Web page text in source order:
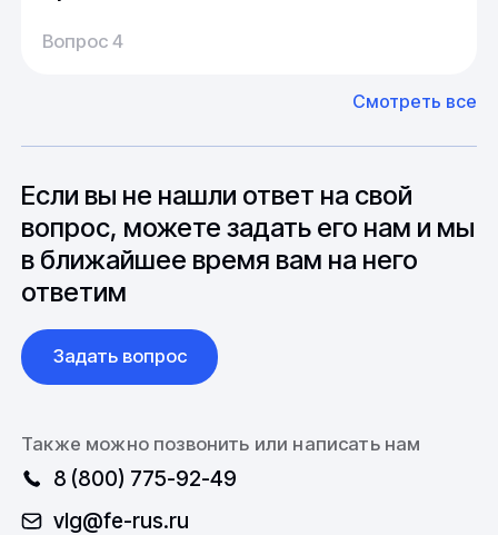
20-25 дней, но в зависимости от различных
может быть сокращен до 1 недели.
до 6 месяцев производства.
У нас большой опыт поставок из Европы и
Азии. Через наших партнеров мы сможем
вопросы связанные с документацией и
международной логистикой.
Вопрос 4
Смотреть все
Если вы не нашли ответ на свой
вопрос, можете задать его нам и мы
в ближайшее время вам на него
ответим
Задать вопрос
Также можно позвонить или написать нам
8 (800) 775-92-49
vlg@fe-rus.ru